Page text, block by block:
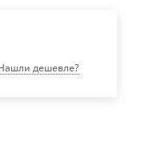
дешевле?